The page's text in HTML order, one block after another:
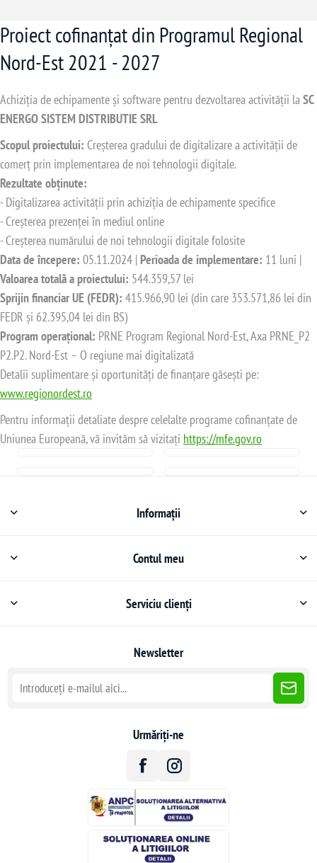
Proiect cofinanțat din Programul Regional
Nord-Est 2021 - 2027
Achiziția de echipamente și software pentru dezvoltarea activității la SC
ENERGO SISTEM DISTRIBUTIE SRL
Scopul proiectului: Creșterea gradului de digitalizare a activității de
comerț prin implementarea de noi tehnologii digitale.
Rezultate obținute:
- Digitalizarea activității prin achiziția de echipamente specifice
- Creșterea prezenței în mediul online
- Creșterea numărului de noi tehnologii digitale folosite
Data de începere: 05.11.2024 | Perioada de implementare: 11 luni |
Valoarea totală a proiectului: 544.359,57 lei
Sprijin financiar UE (FEDR): 415.966,90 lei (din care 353.571,86 lei din
FEDR și 62.395,04 lei din BS)
Program operațional: PRNE Program Regional Nord-Est, Axa PRNE_P2
P2.P2. Nord-Est – O regiune mai digitalizată
Detalii suplimentare și oportunități de finanțare găsești pe:
www.regionordest.ro
Pentru informații detaliate despre celelalte programe cofinanțate de
Uniunea Europeană, vă invităm să vizitați https://mfe.gov.ro
Informații
Contul meu
Serviciu clienți
Newsletter
Urmăriți-ne